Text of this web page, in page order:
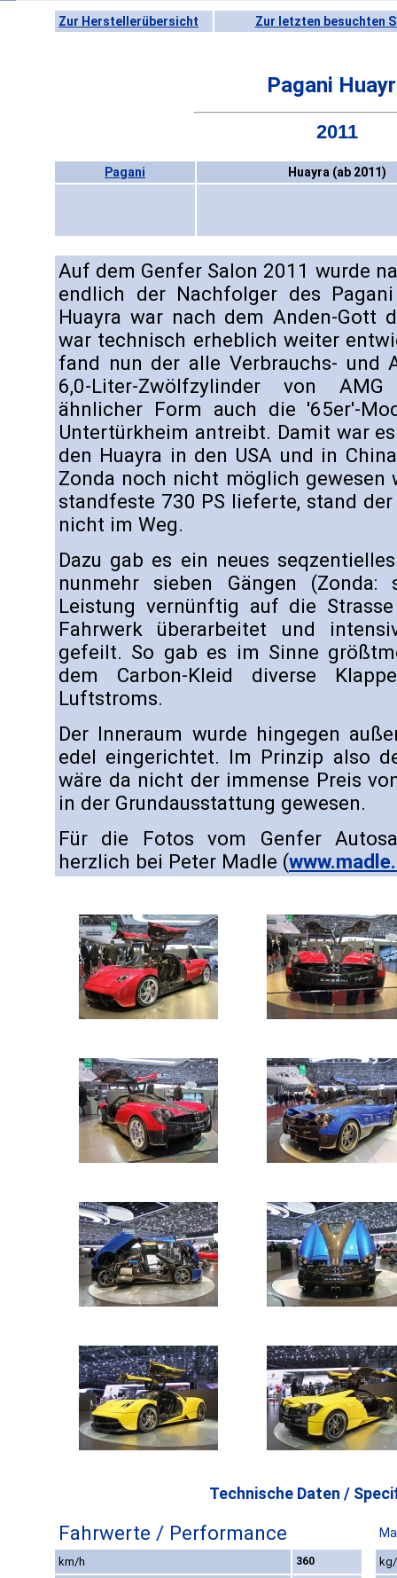
Zur Herstellerübersicht Zur letzten besuchten
Pagani
2011
Pagani Huayra (ab 2011)
Auf dem Genfer Salon 2011 wurde
endlich der Nachfolger des
Huayra war nach dem Anden-Gott
war technisch erheblich weiter
fand nun der alle Verbrauchs- und
6,0-Liter-Zwölfzylinder von
ähnlicher Form auch die '65er'-
Untertürkheim antreibt. Damit war
den Huayra in den USA und in
Zonda noch nicht möglich gewesen
standfeste 730 PS lieferte, stand
nicht im Weg.
Dazu gab es ein neues
nunmehr sieben Gängen
Leistung vernünftig auf die
Fahrwerk überarbeitet und
gefeilt. So gab es im Sinne
dem Carbon-Kleid diverse
Luftstroms.
Der Inneraum wurde hingegen
edel eingerichtet. Im Prinzip also
wäre da nicht der immense Preis
in der Grundausstattung gewesen.
Für die Fotos vom Genfer
herzlich bei Peter Madle (
Technische Daten /
Fahrwerte / Performance
km/h 360